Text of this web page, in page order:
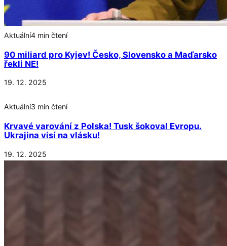
Aktuální4 min čtení
90 miliard pro Kyjev! Česko, Slovensko a Maďarsko
řekli NE!
19. 12. 2025
Aktuální3 min čtení
Krvavé varování z Polska! Tusk šokoval Evropu.
Ukrajina visí na vlásku!
19. 12. 2025